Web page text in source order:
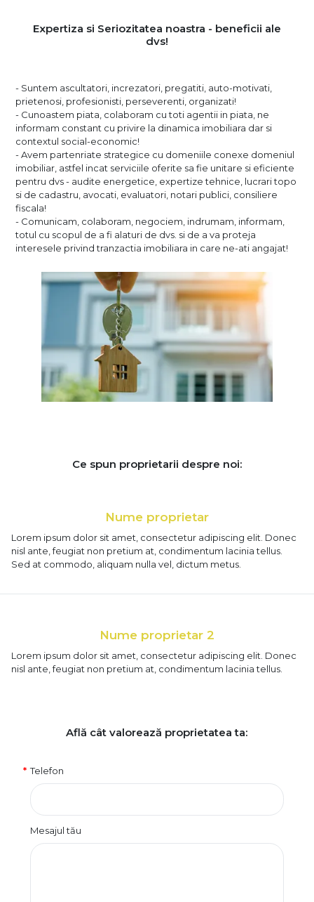
Expertiza si Seriozitatea noastra - beneficii ale
dvs!
- Suntem ascultatori, increzatori, pregatiti, auto-motivati,
prietenosi, profesionisti, perseverenti, organizati!
- Cunoastem piata, colaboram cu toti agentii in piata, ne
informam constant cu privire la dinamica imobiliara dar si
contextul social-economic!
- Avem partenriate strategice cu domeniile conexe domeniul
imobiliar, astfel incat serviciile oferite sa fie unitare si eficiente
pentru dvs - audite energetice, expertize tehnice, lucrari topo
si de cadastru, avocati, evaluatori, notari publici, consiliere
fiscala!
- Comunicam, colaboram, negociem, indrumam, informam,
totul cu scopul de a fi alaturi de dvs. si de a va proteja
interesele privind tranzactia imobiliara in care ne-ati angajat!
Ce spun proprietarii despre noi:
Nume proprietar
Lorem ipsum dolor sit amet, consectetur adipiscing elit. Donec
nisl ante, feugiat non pretium at, condimentum lacinia tellus.
Sed at commodo, aliquam nulla vel, dictum metus.
Nume proprietar 2
Lorem ipsum dolor sit amet, consectetur adipiscing elit. Donec
nisl ante, feugiat non pretium at, condimentum lacinia tellus.
Află cât valorează proprietatea ta:
Telefon
Mesajul tău